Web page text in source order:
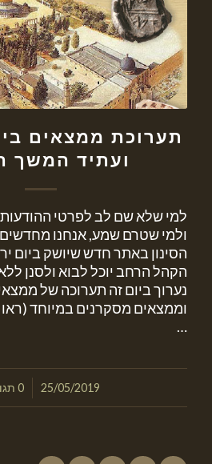
תערוכת ממצאים
ועתיד המשך
למי שלא שם לב לפרטי ההודעות
ולמי שטרם שמע, אנחנו
הסינון באתר חדש שיושק ביום
הקהל הרחב יוכל לבוא ולסנן
נערוך ביום זה תערוכה של
וממצאים מסקרנים במיוחד
…
25/05/2019
/ 0 תגובות